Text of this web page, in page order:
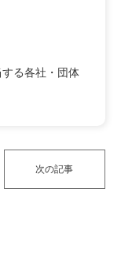
る各社・団体
次の記事